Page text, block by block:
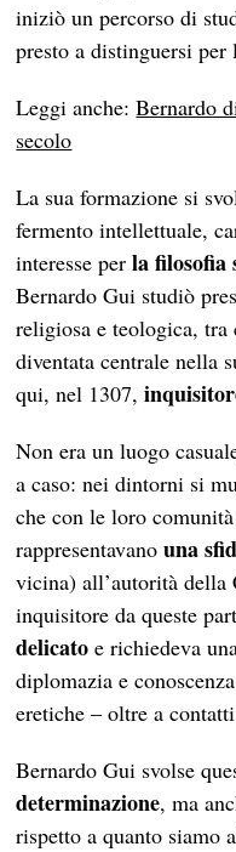
iniziò un percorso di
presto a distinguersi per
Leggi anche:Bernardo
secolo
La sua formazione si
fermento intellettuale,
interesse perla filosofia
Bernardo Gui studiò
religiosa e teologica, tra
diventata centrale nella
qui, nel 1307,
Non era un luogo
a caso: nei dintorni si
che con le loro
rappresentavanouna
vicina) all’autorità della
inquisitore da queste
delicato e richiedeva
diplomazia e
eretiche – oltre a
Bernardo Gui svolse
determinazione, ma
rispetto a quanto siamo